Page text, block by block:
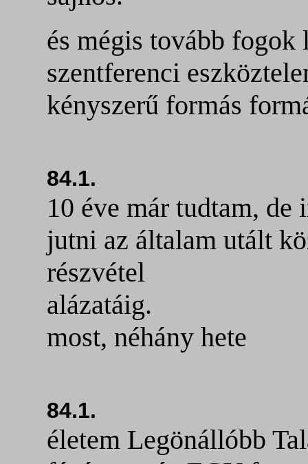
és mégis tovább
szentferenci
kényszerű formás
84.1.
10 éve már tudtam,
jutni az általam utált
részvétel
alázatáig.
most, néhány hete
84.1.
életem Legönállóbb